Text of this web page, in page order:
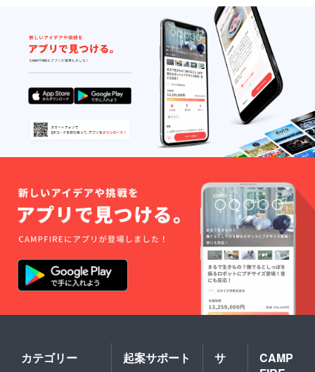
カテゴリー 起案サポート
サ
CAMP